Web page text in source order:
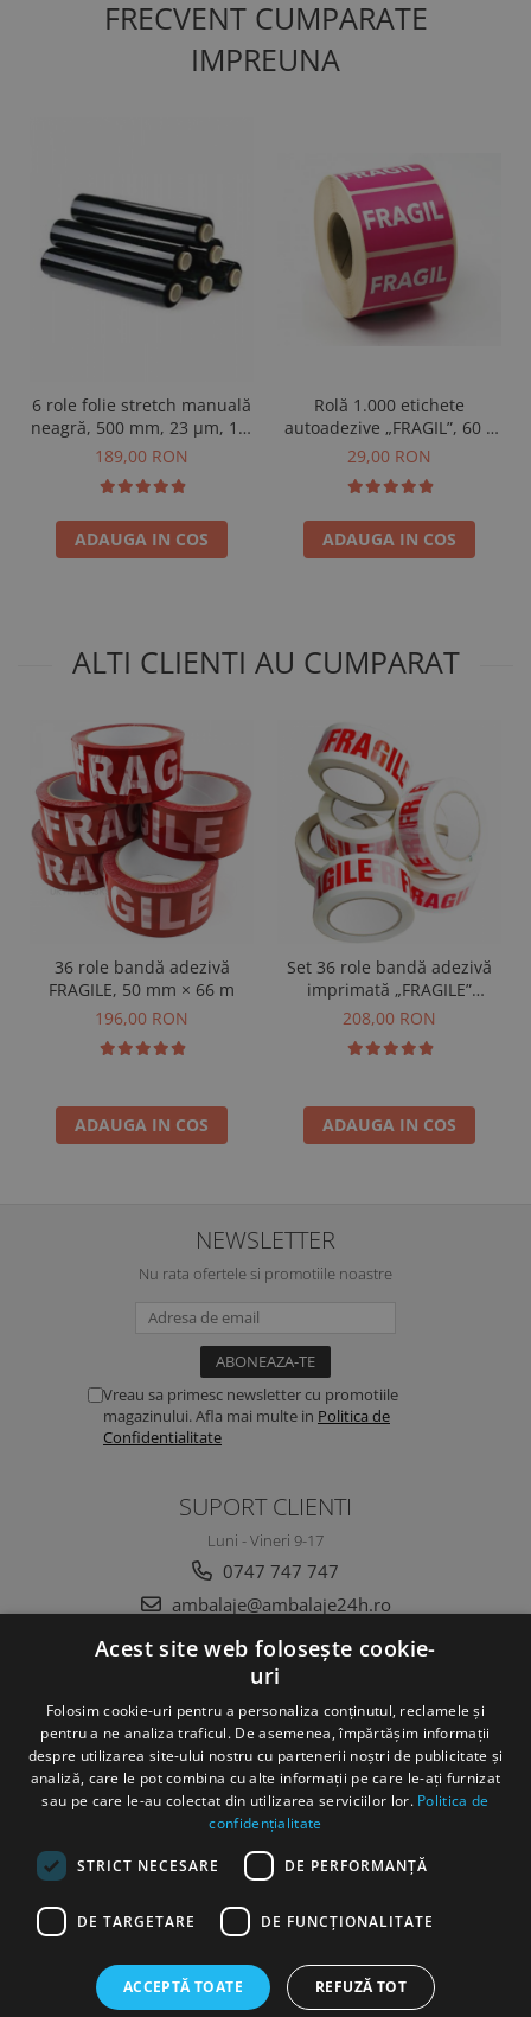
FRECVENT CUMPARATE
IMPREUNA
6 role folie stretch manuală
neagră, 500 mm, 23 µm, 1,6
kg/rolă
189,00 RON
ADAUGA IN COS
Rolă 1.000 etichete
autoadezive „FRAGIL”, 60 ×
40 mm
29,00 RON
ADAUGA IN COS
ALTI CLIENTI AU CUMPARAT
36 role bandă adezivă
FRAGILE, 50 mm × 66 m
196,00 RON
ADAUGA IN COS
Set 36 role bandă adezivă
imprimată „FRAGILE”
SILENT, NHT, 48 mm × 60 m
208,00 RON
ADAUGA IN COS
NEWSLETTER
Nu rata ofertele si promotiile noastre
Vreau sa primesc newsletter cu promotiile
magazinului. Afla mai multe in Politica de
Confidentialitate
SUPORT CLIENTI
Luni - Vineri 9-17
0747 747 747
ambalaje@ambalaje24h.ro
MAGAZINUL MEU
CLIENTI
DATE COMERCIALE
©Copyright SC DC Folie SRL 2022
Produse concepute si fabricate 100% in RomaniaPlatforma E-
Acest site web folosește cookie-
uri
Folosim cookie-uri pentru a personaliza conținutul, reclamele și
pentru a ne analiza traficul. De asemenea, împărtășim informații
despre utilizarea site-ului nostru cu partenerii noștri de publicitate și
analiză, care le pot combina cu alte informații pe care le-ați furnizat
sau pe care le-au colectat din utilizarea serviciilor lor. Politica de
confidențialitate
STRICT NECESARE DE PERFORMANȚĂ
DE TARGETARE DE FUNCŢIONALITATE
ACCEPTĂ TOATE REFUZĂ TOT